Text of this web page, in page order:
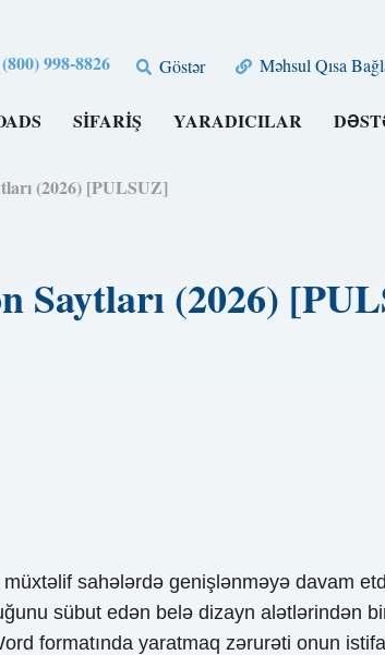
998-8826 Göstər Məhsul Qısa
SIFARIŞ YARADICILAR
(2026) [PULSUZ]
Saytları (2026)
sahələrdə genişlənməyə davam
sübut edən belə dizayn alətlərindən
formatında yaratmaq zərurəti onun